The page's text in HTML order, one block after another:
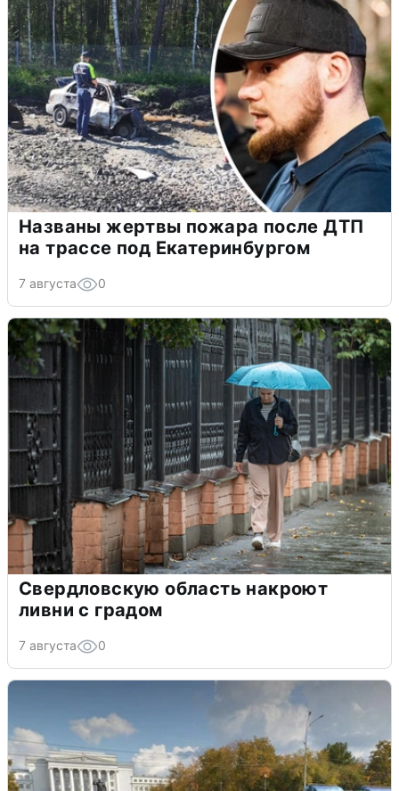
Названы жертвы пожара после ДТП
на трассе под Екатеринбургом
7 августа 0
Свердловскую область накроют
ливни с градом
7 августа 0